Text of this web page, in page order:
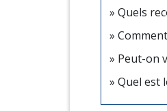
Quels
Peut-on
Quel est